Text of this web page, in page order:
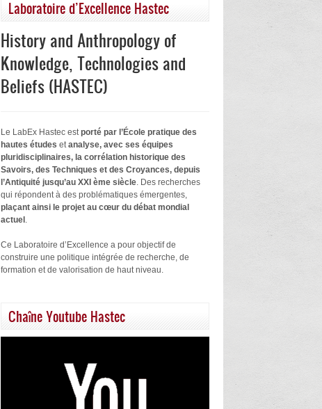
Laboratoire d’Excellence Hastec
History and Anthropology of
Knowledge, Technologies and
Beliefs (HASTEC)
Le LabEx Hastec estporté par l’École pratique des
hautes études etanalyse, avec ses équipes
pluridisciplinaires, la corrélation historique des
Savoirs, des Techniques et des Croyances, depuis
l’Antiquité jusqu’au XXI ème siècle. Des recherches
qui répondent à des problématiques émergentes,
plaçant ainsi le projet au cœur du débat mondial
actuel .
Ce Laboratoire d’Excellence a pour objectif de
construire une politique intégrée de recherche, de
formation et de valorisation de haut niveau.
Chaîne Youtube Hastec